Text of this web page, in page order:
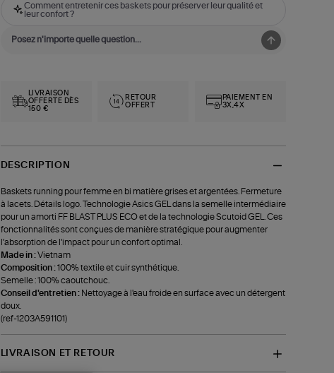
Comment entretenir ces baskets pour préserver leur qualité et
leur confort ?
LIVRAISON
OFFERTE DÈS
150 €
RETOUR
OFFERT
PAIEMENT EN
3X,4X
DESCRIPTION
Baskets running pour femme en bi matière grises et argentées. Fermeture
à lacets. Détails logo. Technologie Asics GEL dans la semelle intermédiaire
pour un amorti FF BLAST PLUS ECO et de la technologie Scutoid GEL. Ces
fonctionnalités sont conçues de manière stratégique pour augmenter
l'absorption de l'impact pour un confort optimal.
Made in :Vietnam
Composition :100% textile et cuir synthétique.
Semelle : 100% caoutchouc.
Conseil d'entretien : Nettoyage à l'eau froide en surface avec un détergent
doux.
(ref-1203A591101)
LIVRAISON ET RETOUR